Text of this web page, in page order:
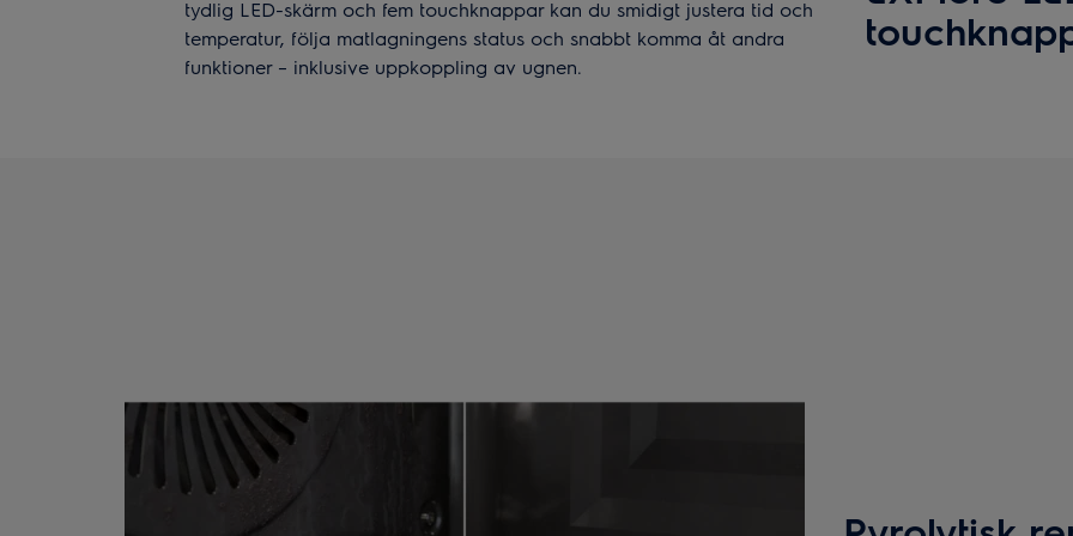
tydlig LED-skärm och fem touchknappar kan du smidigt justera tid och
temperatur, följa matlagningens status och snabbt komma åt andra
funktioner – inklusive uppkoppling av ugnen.